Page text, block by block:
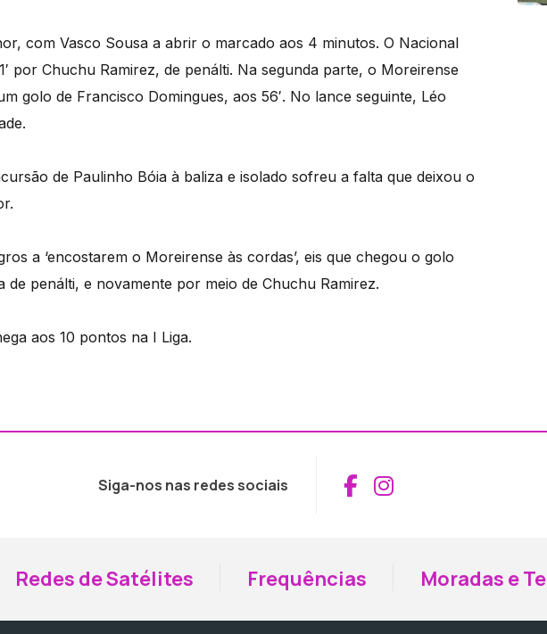
com Vasco Sousa a abrir o marcado aos 4 minutos. O Nacional
por Chuchu Ramirez, de penálti. Na segunda parte, o Moreirense
golo de Francisco Domingues, aos 56′. No lance seguinte, Léo
de Paulinho Bóia à baliza e isolado sofreu a falta que deixou o
a ‘encostarem o Moreirense às cordas’, eis que chegou o golo
penálti, e novamente por meio de Chuchu Ramirez.
aos 10 pontos na I Liga.
Siga-nos nas redes sociais Aceder ao
Aceder ao
Redes de Satélites Frequências Moradas e